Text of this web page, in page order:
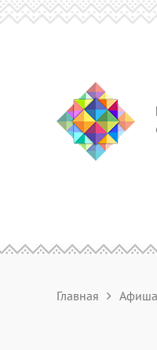
Главная Афиша